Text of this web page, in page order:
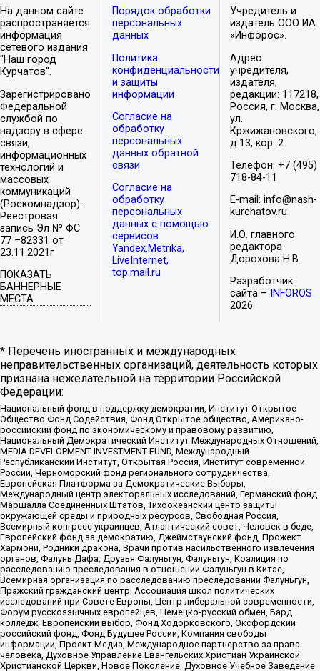
На данном сайте
распространяется
информация
сетевого издания
"Наш город
Курчатов".
Зарегистрировано
Федеральной
службой по
надзору в сфере
связи,
информационных
технологий и
массовых
коммуникаций
(Роскомнадзор).
Реестровая
запись Эл № ФС
77 –82331 от
23.11.2021г
ПОКАЗАТЬ
БАННЕРНЫЕ
МЕСТА
Порядок обработки
персональных
данных
Политика
конфиденциальности
и защиты
информации
Согласие на
обработку
персональных
данных обратной
связи
Согласие на
обработку
персональных
данных с помощью
сервисов
Yandex.Metrika,
LiveInternet,
top.mail.ru
Учредитель и
издатель ООО ИА
«Инфорос».
Адрес
учредителя,
издателя,
редакции: 117218,
Россия, г. Москва,
ул.
Кржижановского,
д.13, кор. 2
Телефон: +7 (495)
718-84-11
E-mail: info@nash-
kurchatov.ru
И.О. главного
редактора
Дорохова Н.В.
Разработчик
сайта –
INFOROS
2026
* Перечень иностранных и международных
неправительственных организаций, деятельность которых
признана нежелательной на территории Российской
Федерации:
Национальный фонд в поддержку демократии, Институт Открытое
Общество Фонд Содействия, Фонд Открытое общество, Американо-
российский фонд по экономическому и правовому развитию,
Национальный Демократический Институт Международных Отношений,
MEDIA DEVELOPMENT INVESTMENT FUND, Международный
Республиканский Институт, Открытая Россия, Институт современной
России, Черноморский фонд регионального сотрудничества,
Европейская Платформа за Демократические Выборы,
Международный центр электоральных исследований, Германский фонд
Маршалла Соединенных Штатов, Тихоокеанский центр защиты
окружающей среды и природных ресурсов, Свободная Россия,
Всемирный конгресс украинцев, Атлантический совет, Человек в беде,
Европейский фонд за демократию, Джеймстаунский фонд, Прожект
Хармони, Родники дракона, Врачи против насильственного извлечения
органов, Фалунь Дафа, Друзья Фалуньгун, Фалуньгун, Коалиция по
расследованию преследования в отношении Фалуньгун в Китае,
Всемирная организация по расследованию преследований Фалуньгун,
Пражский гражданский центр, Ассоциация школ политических
исследований при Совете Европы, Центр либеральной современности,
Форум русскоязычных европейцев, Немецко-русский обмен, Бард
колледж, Европейский выбор, Фонд Ходорковского, Оксфордский
российский фонд, Фонд Будущее России, Компания свободы
информации, Проект Медиа, Международное партнерство за права
человека, Духовное Управление Евангельских Христиан Украинской
Христианской Церкви, Новое Поколение, Духовное Учебное Заведение